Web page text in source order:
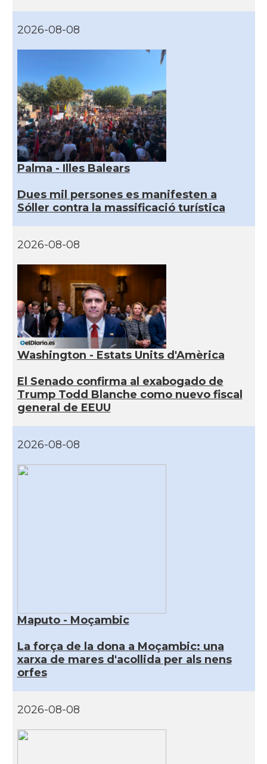
2026-08-08
Palma - Illes Balears
Dues mil persones es manifesten a
Sóller contra la massificació turística
2026-08-08
Washington - Estats Units d'Amèrica
El Senado confirma al exabogado de
Trump Todd Blanche como nuevo fiscal
general de EEUU
2026-08-08
Maputo - Moçambic
La força de la dona a Moçambic: una
xarxa de mares d'acollida per als nens
orfes
2026-08-08